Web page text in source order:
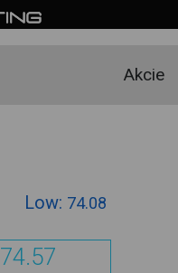
Akcie
Low: 74.08
74.59